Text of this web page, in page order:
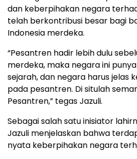
dan keberpihakan negara
telah berkontribusi besar bagi
Indonesia merdeka.
“Pesantren hadir lebih dulu
merdeka, maka negara ini
sejarah, dan negara harus jelas
pada pesantren. Di situlah
Pesantren,” tegas Jazuli.
Sebagai salah satu inisiator
Jazuli menjelaskan bahwa
nyata keberpihakan negara